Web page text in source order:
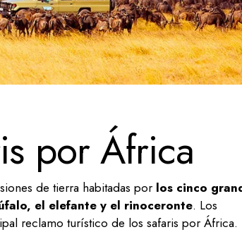
por África
de tierra habitadas por los cinco
el elefante y el rinoceronte. Los
reclamo turístico de los safaris por África.